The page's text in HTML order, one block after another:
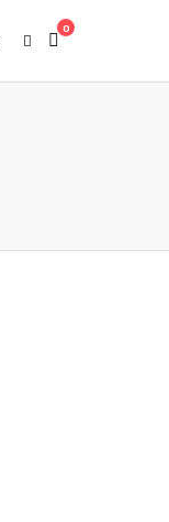
0